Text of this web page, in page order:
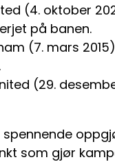
(4. oktober
på banen.
(7. mars
(29.
som gjør